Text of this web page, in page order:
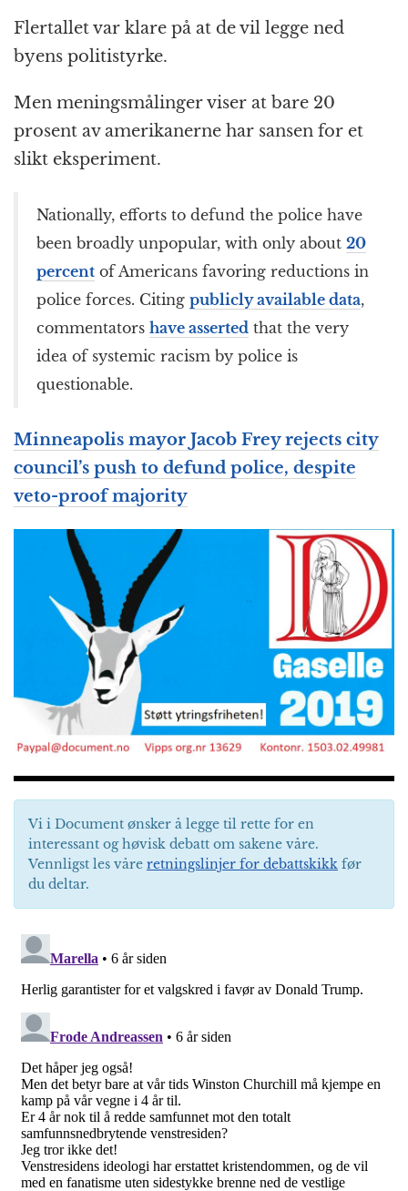
Flertallet var klare på at de vil legge ned
byens politistyrke.
Men meningsmålinger viser at bare 20
prosent av amerikanerne har sansen for et
slikt eksperiment.
Nationally, efforts to defund the police have
been broadly unpopular, with only about 20
percent of Americans favoring reductions in
police forces. Citing publicly available data,
commentators have asserted that the very
idea of systemic racism by police is
questionable.
Minneapolis mayor Jacob Frey rejects city
council’s push to defund police, despite
veto-proof majority
Vi i Document ønsker å legge til rette for en
interessant og høvisk debatt om sakene våre.
Vennligst les våre retningslinjer for debattskikk før
du deltar.